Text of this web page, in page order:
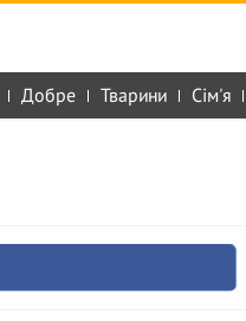
Добре Тварини Сім'я